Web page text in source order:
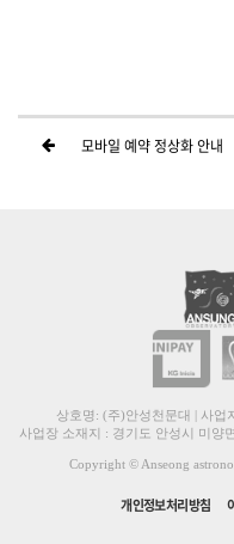
모바일 예약 정상화 안내
상호명: (주)안성천문대 | 사업
사업장 소재지 : 경기도 안성시 미양
Copyright © Anseong
개인정보처리방침